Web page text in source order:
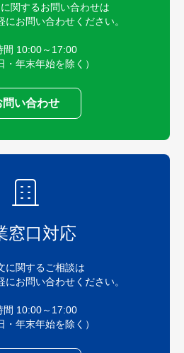
関するお問い合わせは
にお問い合わせください。
間 10:00～17:00
・年末年始を除く）
問い合わせ
窓口対応
に関するご相談は
にお問い合わせください。
間 10:00～17:00
・年末年始を除く）